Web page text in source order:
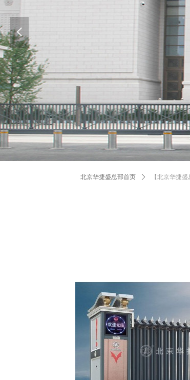
넳
北京华捷盛总部首页 ꄲ 【北京华捷